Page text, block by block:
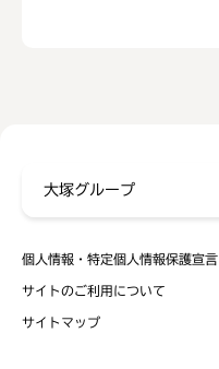
個人情報・特定個人情報保護宣言
サイトのご利用について
サイトマップ
大塚グループ